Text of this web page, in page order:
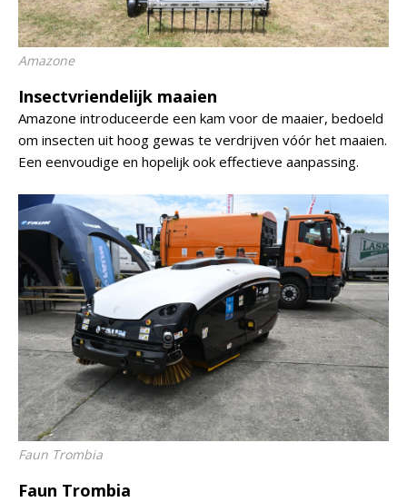
Amazone
Insectvriendelijk maaien
Amazone introduceerde een kam voor de maaier, bedoeld
om insecten uit hoog gewas te verdrijven vóór het maaien.
Een eenvoudige en hopelijk ook effectieve aanpassing.
Faun Trombia
Faun Trombia